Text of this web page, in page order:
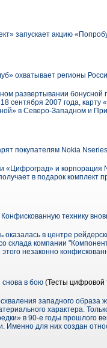
запускает акцию
охватывает регионы
развертывании
18 сентября 2007 года,
в Северо-Западном и
покупателям Nokia
«Цифроград» и
в подарок
Конфискованную технику
оказалась в центре
склада компании
незаконно
снова в бою (Тесты цифровой
западного образа
характера.
в 90-е годы прошлого
Именно для них создан